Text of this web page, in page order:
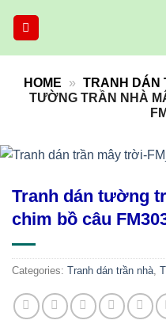
HOME » TRANH DÁN
TƯỜNG TRẦN NHÀ
Tranh dán tường
chim bồ câu
Categories: Tranh dán trần nhà,